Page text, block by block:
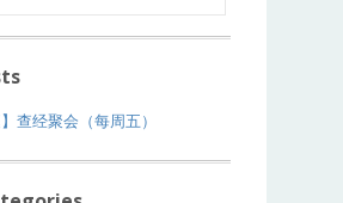
查经聚会（每周五）